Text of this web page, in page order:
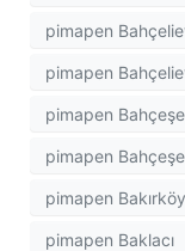
pimapen
pimapen
pimapen
pimapen
pimapen
pimapen Baklacı